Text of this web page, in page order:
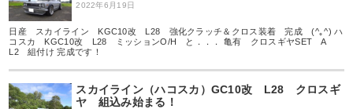
2022年6月19日
日産 スカイライン KGC10改 L28 強化クラッチ＆クロス装着 完成 (^｡^) ハ
コスカ KGC10改 L28 ミッションO/H と．．． 亀有 クロスギヤSET A
L2 組付け 完成です！
スカイライン（ハコスカ）GC10改 L28 クロスギ
ヤ 組込み始まる！